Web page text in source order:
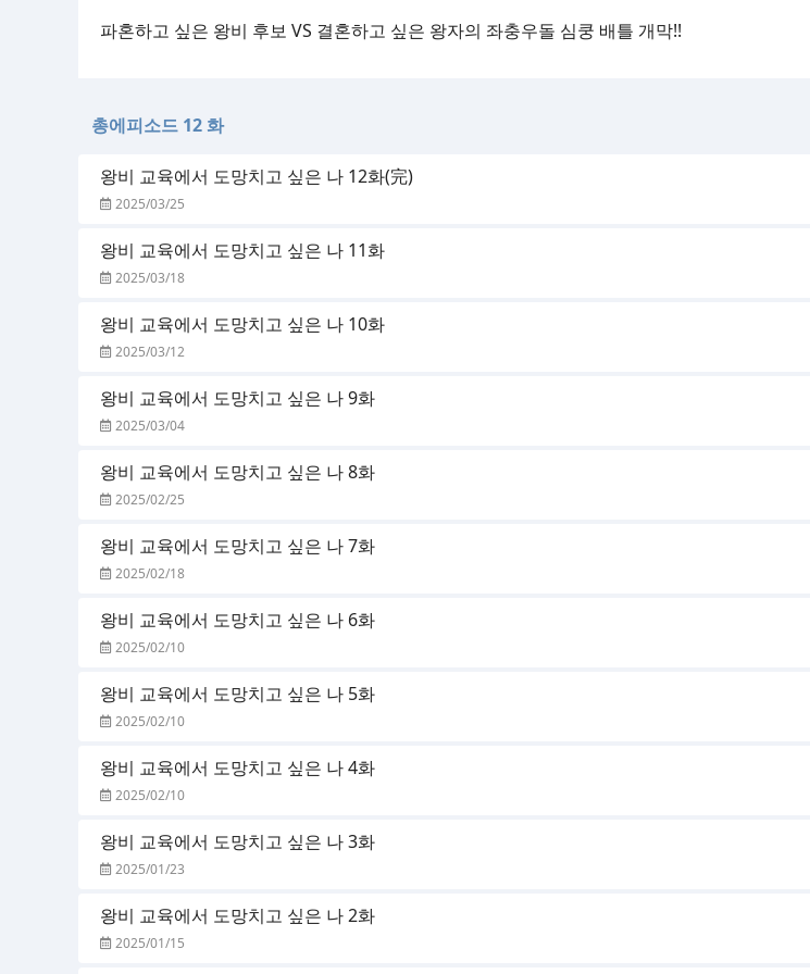
파혼하고 싶은 왕비 후보 VS 결혼하고 싶은 왕자의 좌충우돌 심쿵 배틀 개막!!
총에피소드 12 화
왕비 교육에서 도망치고 싶은 나 12화(完)
2025/03/25
왕비 교육에서 도망치고 싶은 나 11화
2025/03/18
왕비 교육에서 도망치고 싶은 나 10화
2025/03/12
왕비 교육에서 도망치고 싶은 나 9화
2025/03/04
왕비 교육에서 도망치고 싶은 나 8화
2025/02/25
왕비 교육에서 도망치고 싶은 나 7화
2025/02/18
왕비 교육에서 도망치고 싶은 나 6화
2025/02/10
왕비 교육에서 도망치고 싶은 나 5화
2025/02/10
왕비 교육에서 도망치고 싶은 나 4화
2025/02/10
왕비 교육에서 도망치고 싶은 나 3화
2025/01/23
왕비 교육에서 도망치고 싶은 나 2화
2025/01/15